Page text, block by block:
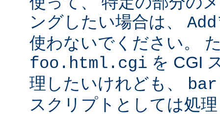
ングしたい場合は、
使わないでください。
foo.html.cgi を CGI
理したいけれども、
スクリプトとしては処